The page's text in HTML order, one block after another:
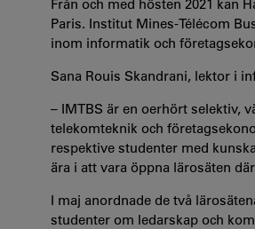
Från och med hösten 2021 kan
Paris. Institut Mines-Télécom
inom informatik och
Sana Rouis Skandrani, lektor i
– IMTBS är en oerhört selektiv,
telekomteknik och
respektive studenter med
ära i att vara öppna lärosäten
I maj anordnade de två
studenter om ledarskap och